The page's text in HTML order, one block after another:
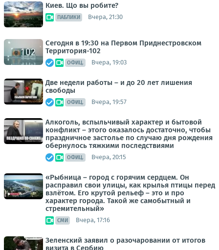
Киев. Що вы робите?
ПАБЛИКИ Вчера, 21:30
Сегодня в 19:30 на Первом Приднестровском
Территория-102
ОФИЦ. Вчера, 19:03
Две недели работы – и до 20 лет лишения
свободы
ОФИЦ. Вчера, 19:57
Алкоголь, вспыльчивый характер и бытовой
конфликт – этого оказалось достаточно, чтобы
праздничное застолье по случаю дня рождения
обернулось тяжкими последствиями
ОФИЦ. Вчера, 20:15
«Рыбница – город с горячим сердцем. Он
расправил свои улицы, как крылья птицы перед
взлётом. Его крутой рельеф – это и про
характер города. Такой же самобытный и
стремительный»
СМИ Вчера, 17:16
Зеленский заявил о разочаровании от итогов
визита в Сербию